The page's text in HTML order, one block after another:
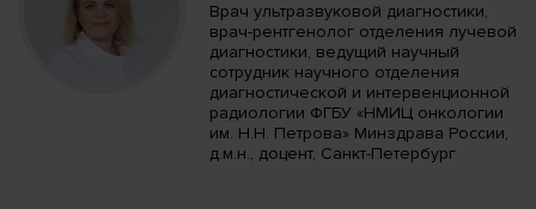
Врач ультразвуковой диагностики,
врач-рентгенолог отделения лучевой
диагностики, ведущий научный
сотрудник научного отделения
диагностической и интервенционной
радиологии ФГБУ «НМИЦ онкологии
им. Н.Н. Петрова» Минздрава России,
д.м.н., доцент, Санкт-Петербург